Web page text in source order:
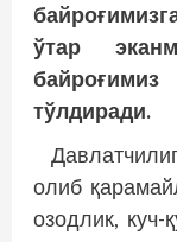
ўтар
тўлдиради.
олиб
озодлик, куч-